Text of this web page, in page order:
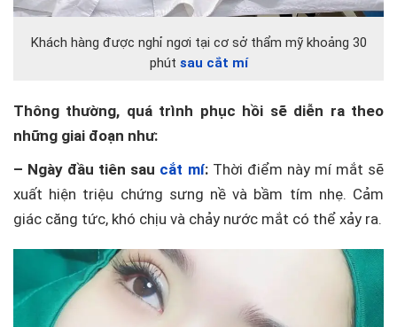
Khách hàng được nghỉ ngơi tại cơ sở thẩm mỹ khoảng 30
phút sau cắt mí
Thông thường, quá trình phục hồi sẽ diễn ra theo
những giai đoạn như:
– Ngày đầu tiên sau cắt mí:Thời điểm này mí mắt sẽ
xuất hiện triệu chứng sưng nề và bầm tím nhẹ. Cảm
giác căng tức, khó chịu và chảy nước mắt có thể xảy ra.